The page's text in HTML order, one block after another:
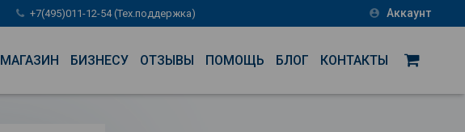
+7(495)011-12-54 (Тех.поддержка) account_circle Аккаунт
МАГАЗИН БИЗНЕСУ ОТЗЫВЫ ПОМОЩЬ БЛОГ КОНТАКТЫ